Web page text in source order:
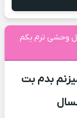
وحشی ترم یکم
بدم بت